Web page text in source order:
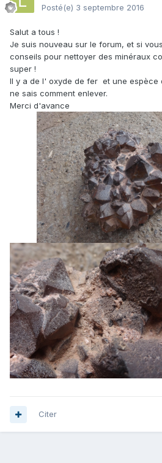
Posté(e) 3 septembre 2016
Salut a tous !
Je suis nouveau sur le forum, et si
conseils pour nettoyer des minéraux
super !
Il y a de l' oxyde de fer et une espèce
ne sais comment enlever.
Merci d'avance
Citer